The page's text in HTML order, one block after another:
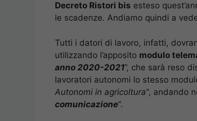
Decreto Ristori bis esteso
le scadenze. Andiamo quindi a
Tutti i datori di lavoro, infatti,
utilizzando l’apposito modulo
anno 2020-2021”, che sarà reso
lavoratori autonomi lo stesso
Autonomi in agricoltura“, andando
comunicazione“.